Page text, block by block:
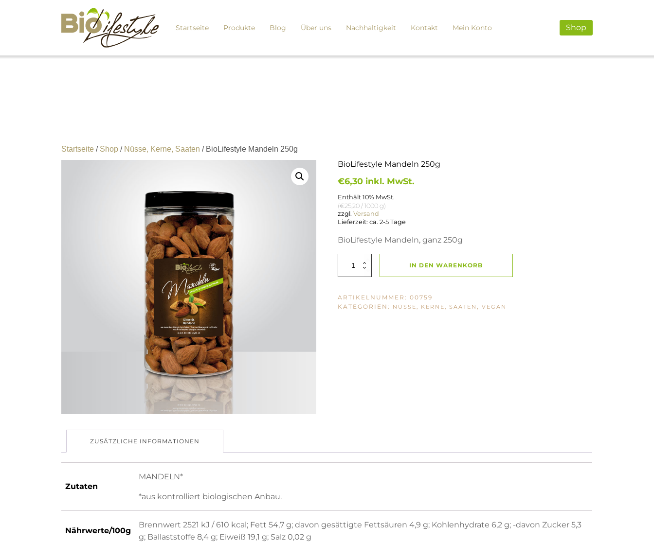
Startseite Produkte Blog Über uns Nachhaltigkeit Kontakt Mein Konto Shop
Startseite / Shop / Nüsse, Kerne, Saaten / BioLifestyle Mandeln 250g
BioLifestyle Mandeln 250g
€6,30 inkl. MwSt.
Enthält 10% MwSt.
(€25,20/ 1000 g)
zzgl. Versand
Lieferzeit: ca. 2-5 Tage
BioLifestyle Mandeln, ganz 250g
Mandeln
Menge
IN DEN WARENKORB
ARTIKELNUMMER: 00759
KATEGORIEN:
NÜSSE, KERNE, SAATEN VEGAN
ZUSÄTZLICHE INFORMATIONEN
Zutaten
MANDELN*
*aus kontrolliert biologischen Anbau.
Nährwerte/100g
Brennwert 2521 kJ / 610 kcal; Fett 54,7 g; davon gesättigte Fettsäuren 4,9 g; Kohlenhydrate 6,2 g; -davon Zucker 5,3
g; Ballaststoffe 8,4 g; Eiweiß 19,1 g; Salz 0,02 g